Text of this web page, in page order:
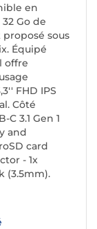
en
Go de
proposé sous
Équipé
offre
FHD IPS
Côté
C 3.1 Gen 1
and
card
- 1x
(3.5mm).